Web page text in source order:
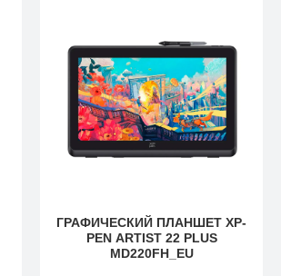
ГРАФИЧЕСКИЙ ПЛАНШЕТ XP-
PEN ARTIST 22 PLUS
MD220FH_EU